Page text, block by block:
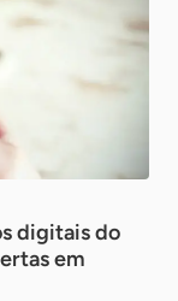
digitais do
em